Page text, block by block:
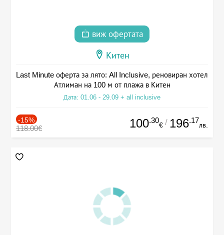
виж офертата
Китен
Last Minute оферта за лято: All Inclusive, реновиран хотел
Атлиман на 100 м от плажа в Китен
Дата: 01.06 - 29.09 + all inclusive
-15%
118.00€ 100.30
€ / 196.17
лв.